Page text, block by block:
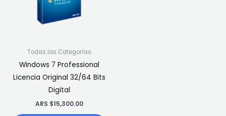
Todas las Categorías
Windows 7 Professional
Licencia Original 32/64 Bits
Digital
ARS $15,300.00